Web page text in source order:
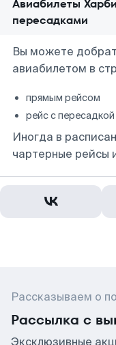
Авиабилеты
пересадками
Вы можете
авиабилетом в
прямым рейсом
рейс с пересадкой
Иногда в
чартерные рейсы
Рассказываем о
Рассылка с
Эксклюзивные